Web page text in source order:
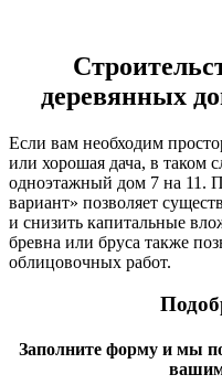
деревянных
Если вам необходим
или хорошая дача, в таком
одноэтажный дом 7 на 11.
вариант» позволяет
и снизить капитальные
бревна или бруса также
облицовочных работ.
Заполните форму и мы